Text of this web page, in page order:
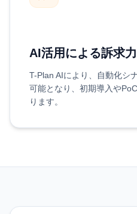
AI活用による訴求力
T-Plan AIにより、自動化シ
可能となり、初期導入や
ります。